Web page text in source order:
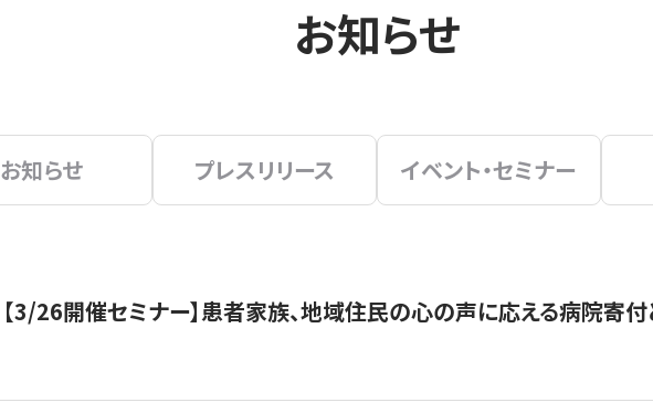
お知らせ
お知らせ プレスリリース イベント・セミナー
【3/26開催セミナー】患者家族、地域住民の心の声に応える病院寄